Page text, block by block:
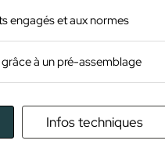
engagés et aux normes
à un pré-assemblage
Infos techniques